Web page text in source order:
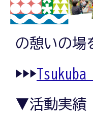
の憩いの場
▶▶▶
▼活動実績